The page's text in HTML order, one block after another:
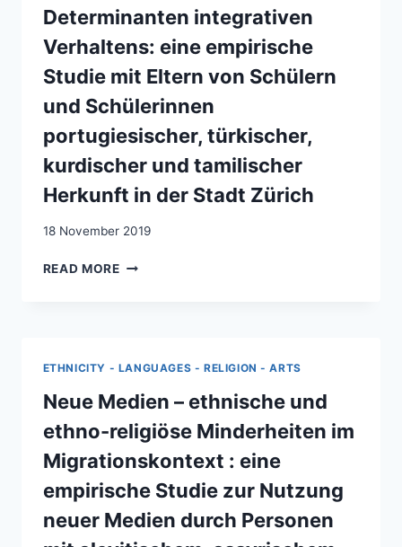
DE
MIGRANTS
KURDES
LE
CAS
ASSOCIATION
CULTURELLE
LA
DE-
Determinanten integrativen
Verhaltens: eine empirische
Studie mit Eltern von Schülern
und Schülerinnen
portugiesischer, türkischer,
kurdischer und tamilischer
Herkunft in der Stadt Zürich
18 November 2019
READ MOREPARADIGMA
VERHALTENS:
EMPIRISCHE
STUDIE
MIT
ELTERN
VON
SCHÜLERN
ETHNICITY - LANGUAGES - RELIGION - ARTS
Neue Medien – ethnische und
ethno-religiöse Minderheiten im
Migrationskontext : eine
empirische Studie zur Nutzung
neuer Medien durch Personen